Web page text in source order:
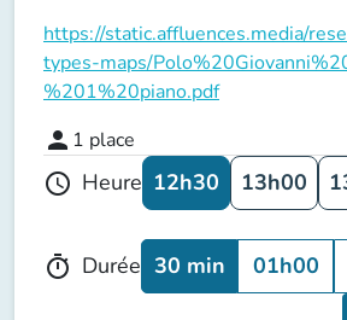
https://static.affluences.media/
types-maps/
%201%20piano.pdf
person 1 place
schedule Heure 12h30 13h00
timer Durée 30 min 01h00